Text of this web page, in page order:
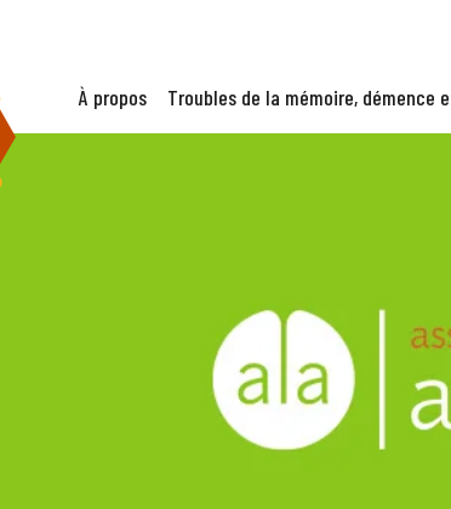
À propos Troubles de la mémoire, démence